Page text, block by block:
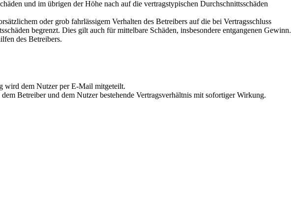
und im übrigen der Höhe nach auf die vertragstypischen Durchschnittsschäden
oder grob fahrlässigem Verhalten des Betreibers auf die bei Vertragsschluss
begrenzt. Dies gilt auch für mittelbare Schäden, insbesondere entgangenen Gewinn.
des Betreibers.
wird dem Nutzer per E-Mail mitgeteilt.
Betreiber und dem Nutzer bestehende Vertragsverhältnis mit sofortiger Wirkung.